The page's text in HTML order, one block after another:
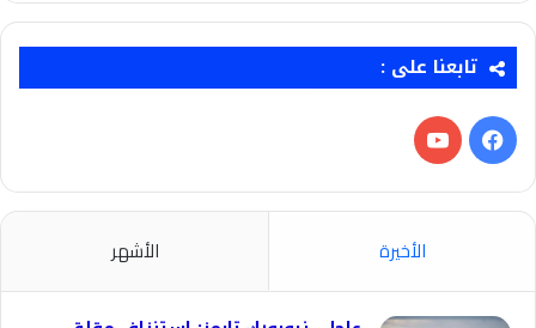
تابعنا على :
فيسبوك‫YouTube
الأخيرة الأشهر